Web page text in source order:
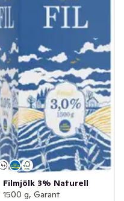
Filmjölk 3% Naturell
1500 g, Garant